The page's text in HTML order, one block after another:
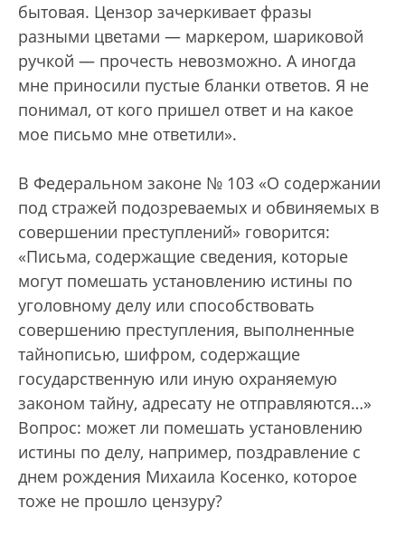
бытовая. Цензор зачеркивает фразы
разными цветами — маркером, шариковой
ручкой — прочесть невозможно. А иногда
мне приносили пустые бланки ответов. Я не
понимал, от кого пришел ответ и на какое
мое письмо мне ответили».
В Федеральном законе № 103 «О содержании
под стражей подозреваемых и обвиняемых в
совершении преступлений» говорится:
«Письма, содержащие сведения, которые
могут помешать установлению истины по
уголовному делу или способствовать
совершению преступления, выполненные
тайнописью, шифром, содержащие
государственную или иную охраняемую
законом тайну, адресату не отправляются…»
Вопрос: может ли помешать установлению
истины по делу, например, поздравление с
днем рождения Михаила Косенко, которое
тоже не прошло цензуру?